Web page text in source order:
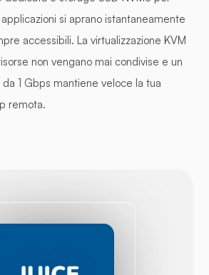
si aprano istantaneamente
accessibili. La virtualizzazione KVM
non vengano mai condivise e un
1 Gbps mantiene veloce la tua
remota.